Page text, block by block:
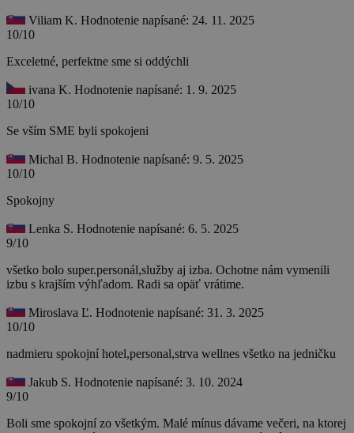
Viliam K. Hodnotenie napísané: 24. 11. 2025
10/10
Exceletné, perfektne sme si oddýchli
ivana K. Hodnotenie napísané: 1. 9. 2025
10/10
Se vším SME byli spokojeni
Michal B. Hodnotenie napísané: 9. 5. 2025
10/10
Spokojny
Lenka S. Hodnotenie napísané: 6. 5. 2025
9/10
všetko bolo super.personál,služby aj izba. Ochotne nám vymenili
izbu s krajším výhľadom. Radi sa opäť vrátime.
Miroslava Ľ. Hodnotenie napísané: 31. 3. 2025
10/10
nadmieru spokojní hotel,personal,strva wellnes všetko na jedničku
Jakub S. Hodnotenie napísané: 3. 10. 2024
9/10
Boli sme spokojní zo všetkým. Malé mínus dávame večeri, na ktorej